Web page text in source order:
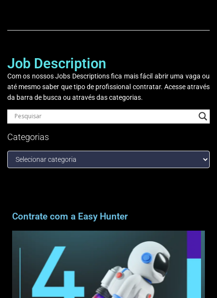
Job Description
Com os nossos Jobs Descriptions fica mais fácil abrir uma vaga ou
até mesmo saber que tipo de profissional contratar. Acesse através
da barra de busca ou através das categorias.
Categorias
Contrate com a Easy Hunter